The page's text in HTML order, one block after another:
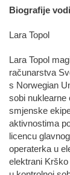
Biografije
Lara Topol
Lara Topol
računarstva
s Norwegian
sobi nuklearne
smjenske
aktivnostima
licencu
operaterka u
elektrani